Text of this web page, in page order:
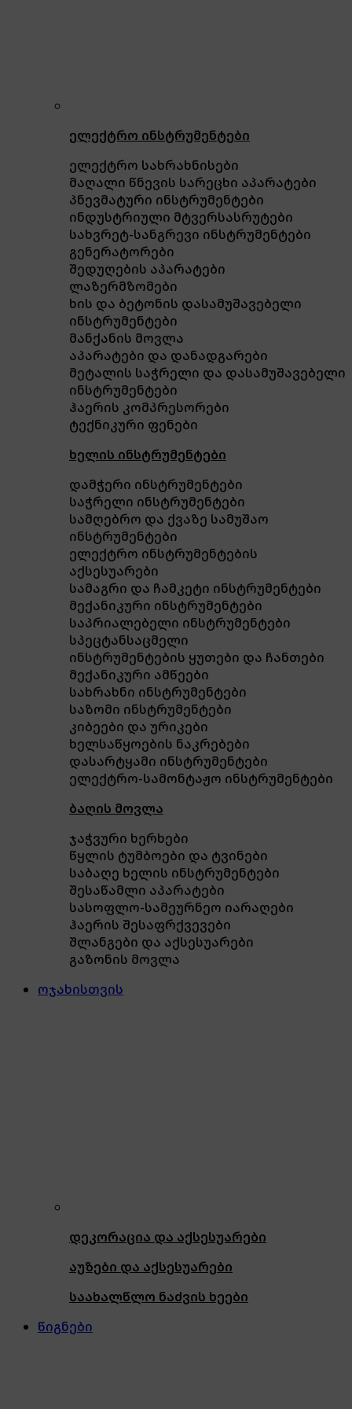
ელექტრო ინსტრუმენტები
ელექტრო სახრახნისები
მაღალი წნევის სარეცხი აპარატები
პნევმატური ინსტრუმენტები
ინდუსტრიული მტვერსასრუტები
სახვრეტ-სანგრევი ინსტრუმენტები
გენერატორები
შედუღების აპარატები
ლაზერმზომები
ხის და ბეტონის დასამუშავებელი
ინსტრუმენტები
მანქანის მოვლა
აპარატები და დანადგარები
მეტალის საჭრელი და დასამუშავებელი
ინსტრუმენტები
ჰაერის კომპრესორები
ტექნიკური ფენები
ხელის ინსტრუმენტები
დამჭერი ინსტრუმენტები
საჭრელი ინსტრუმენტები
სამღებრო და ქვაზე სამუშაო
ინსტრუმენტები
ელექტრო ინსტრუმენტების
აქსესუარები
სამაგრი და ჩამკეტი ინსტრუმენტები
მექანიკური ინსტრუმენტები
საპრიალებელი ინსტრუმენტები
სპეცტანსაცმელი
ინსტრუმენტების ყუთები და ჩანთები
მექანიკური ამწეები
სახრახნი ინსტრუმენტები
საზომი ინსტრუმენტები
კიბეები და ურიკები
ხელსაწყოების ნაკრებები
დასარტყამი ინსტრუმენტები
ელექტრო-სამონტაჟო ინსტრუმენტები
ბაღის მოვლა
ჯაჭვური ხერხები
წყლის ტუმბოები და ტვინები
საბაღე ხელის ინსტრუმენტები
შესაწამლი აპარატები
სასოფლო-სამეურნეო იარაღები
ჰაერის შესაფრქვევები
შლანგები და აქსესუარები
გაზონის მოვლა
ოჯახისთვის
დეკორაცია და აქსესუარები
აუზები და აქსესუარები
საახალწლო ნაძვის ხეები
წიგნები